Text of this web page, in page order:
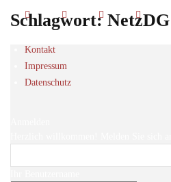
Kontakt
Impressum
Datenschutz
Schlagwort: NetzDG